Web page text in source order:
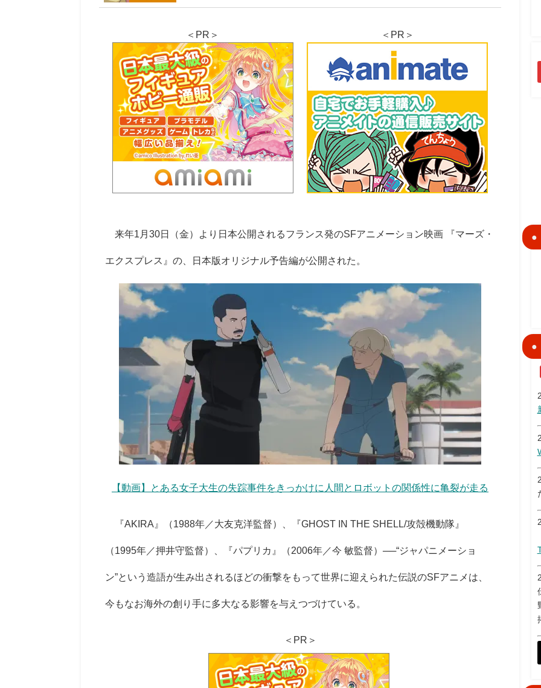
＜PR＞ ＜PR＞
来年1月30日（金）より日本公開されるフランス発のSFアニメーション映画 『マーズ・
エクスプレス』の、日本版オリジナル予告編が公開された。
【動画】とある女子大生の失踪事件をきっかけに人間とロボットの関係性に亀裂が走る
『AKIRA』（1988年／大友克洋監督）、『GHOST IN THE SHELL/攻殻機動隊』
（1995年／押井守監督）、『パプリカ』（2006年／今 敏監督）──“ジャパニメーショ
ン”という造語が生み出されるほどの衝撃をもって世界に迎えられた伝説のSFアニメは、
今もなお海外の創り手に多大なる影響を与えつづけている。
＜PR＞